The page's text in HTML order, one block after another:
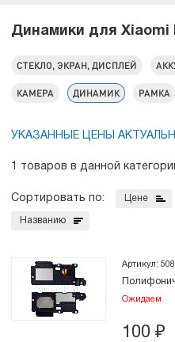
Динамики для Xiaomi
СТЕКЛО, ЭКРАН, ДИСПЛЕЙ
КАМЕРА ДИНАМИК РАМКА
УКАЗАННЫЕ ЦЕНЫ
1 товаров в данной
Сортировать по: Цене
Названию
Артикул:
Ожидаем
100 ₽